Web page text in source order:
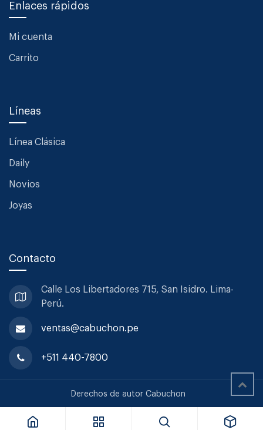
Enlaces rápidos
Mi cuenta
Carrito
Líneas
Línea Clásica
Daily
Novios
Joyas
Contacto
Calle Los Libertadores 715, San Isidro. Lima-
Perú.
ventas@cabuchon.pe
+511 440-7800
Derechos de autor Cabuchon